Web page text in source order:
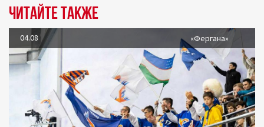
Читайте также
04.08 «Фергана»